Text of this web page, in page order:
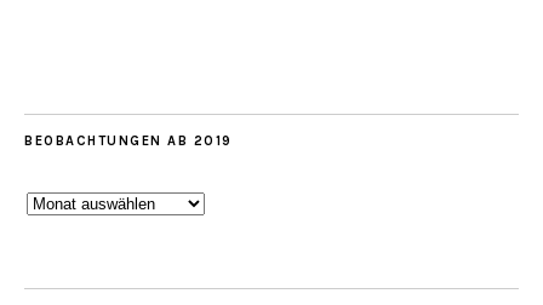
BEOBACHTUNGEN AB 2019
Beobachtungen